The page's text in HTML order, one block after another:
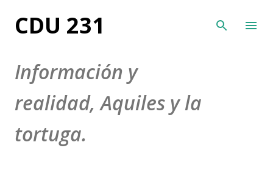
Ir al contenido principal
CDU 231
Información y
realidad, Aquiles y la
tortuga.